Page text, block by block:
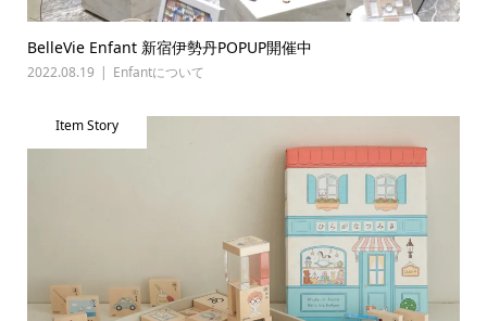
BelleVie Enfant 新宿伊勢丹POPUP開催中
2022.08.19 Enfantについて
Item Story